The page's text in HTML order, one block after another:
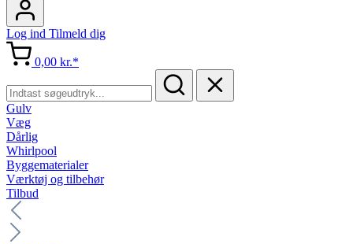
Log ind Tilmeld dig
0,00 kr.*
Gulv
Væg
Dårlig
Whirlpool
Byggematerialer
Værktøj og tilbehør
Tilbud